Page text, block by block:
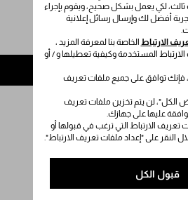
لكي يعمل بشكل صحيح، ويقوم بإجراء
أفضل لك وإرسال رسائل إعلانية
الارتباط الخاصة بنا لمعرفة المزيد ،
المستخدمة وكيفية تعطيلها و / أو
فإنك توافق على جميع ملفات تعريف
الكل"، لن يتم تخزين ملفات تعريف
عليها على جهازك.
تعريف الارتباط التي ترغب في قبولها أو
النقر على "إعداد ملفات تعريف الارتباط".
قبول الكل